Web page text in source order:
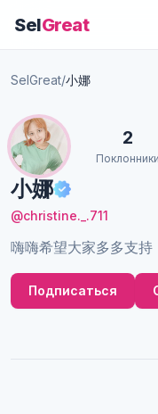
SelGreat
SelGreat/小娜
小娜
@christine._.711
嗨嗨希望大家多多支持
2
Поклонники
Подписаться